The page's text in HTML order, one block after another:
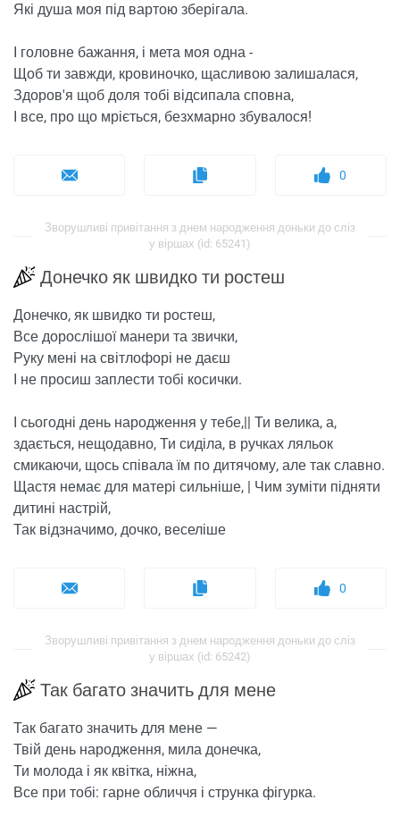
Які душа моя під вартою зберігала.
І головне бажання, і мета моя одна -
Щоб ти завжди, кровиночко, щасливою залишалася,
Здоров'я щоб доля тобі відсипала сповна,
І все, про що мріється, безхмарно збувалося!
0
Зворушливі привітання з днем ​​народження доньки до сліз
у віршах (id: 65241)
Донечко як швидко ти ростеш
Донечко, як швидко ти ростеш,
Все дорослішої манери та звички,
Руку мені на світлофорі не даєш
І не просиш заплести тобі косички.
І сьогодні день народження у тебе,|| Ти велика, а,
здається, нещодавно, Ти сиділа, в ручках ляльок
смикаючи, щось співала їм по дитячому, але так славно.
Щастя немає для матері сильніше, | Чим зуміти підняти
дитині настрій,
Так відзначимо, дочко, веселіше
0
Зворушливі привітання з днем ​​народження доньки до сліз
у віршах (id: 65242)
Так багато значить для мене
Так багато значить для мене —
Твій день народження, мила донечка,
Ти молода і як квітка, ніжна,
Все при тобі: гарне обличчя і струнка фігурка.